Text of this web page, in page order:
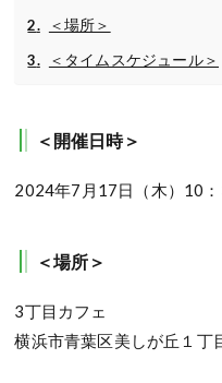
＜場所＞
＜タイムスケジュール＞
＜開催日時＞
2024年7月17日（木）10
＜場所＞
3丁目カフェ
横浜市青葉区美しが丘１丁